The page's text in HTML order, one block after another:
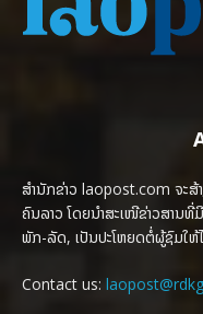
ສຳນັກຂ່າວ laopost.com ຈະສ້າ
ຄົນລາວ ໂດຍນຳສະເໜີຂ່າວສານທີ່
ພັກ-ລັດ, ເປັນປະໂຫຍດຕໍ່ຜູ້ຊົມໃຫ້
Contact us: